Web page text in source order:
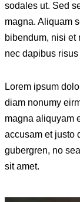
sodales ut. Sed
magna. Aliquam
bibendum, nisi et
nec dapibus
Lorem ipsum
diam nonumy
magna aliquyam
accusam et justo
gubergren, no
sit amet.